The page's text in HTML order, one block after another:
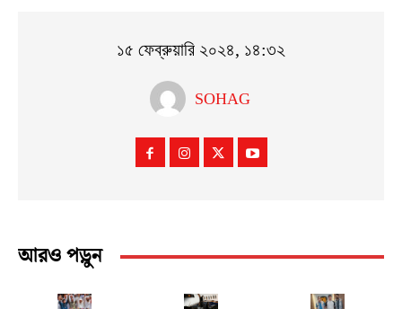
১৫ ফেব্রুয়ারি ২০২৪, ১৪:৩২
SOHAG
আরও পড়ুন